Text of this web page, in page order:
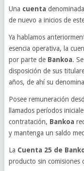
Una cuenta denominada
de nuevo a inicios de
Ya hablamos
esencia operativa, la
por parte de Bankoa.
disposición de sus
años, de ahí su
Posee remuneración
llamados períodos
contratación, Bankoa
y mantenga un saldo
La Cuenta 25 de
producto sin comisiones